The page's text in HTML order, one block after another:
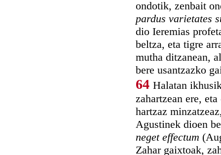
ondotik, zenbait
pardus varietates
dio Ieremias
beltza, eta tigre
mutha ditzanean,
bere usantzazko
64 Halatan
zahartzean ere,
hartzaz
Agustinek dioen
neget effectum
Zahar gaixtoak,